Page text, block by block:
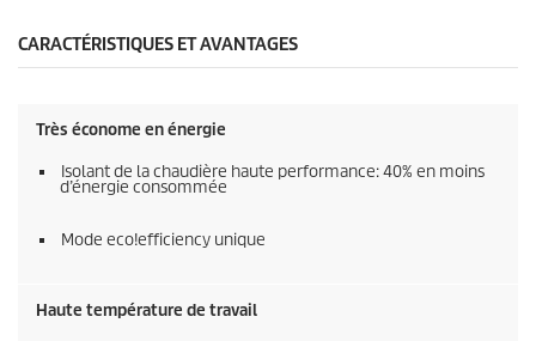
CARACTÉRISTIQUES ET AVANTAGES
Très économe en énergie
Isolant de la chaudière haute performance: 40% en moins
d’énergie consommée
Mode eco!efficiency unique
Haute température de travail